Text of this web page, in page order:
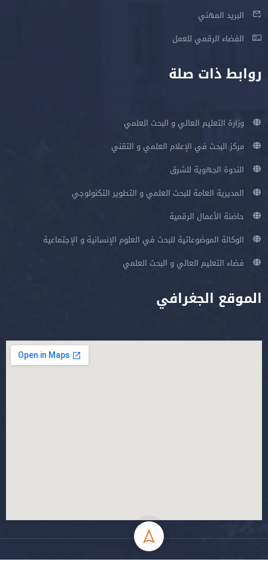
البريد المهني
الفضاء الرقمي للعمل
روابط ذات صلة
وزارة التعليم العالي و البحث العلمي
مركز البحث في الإعلام العلمي و التقني
الندوة الجهوية للشرق
المديرية العامة للبحث العلمي و التطوير التكنولوجي
حاضنة الأعمال الرقمية
الوكالة الموضوعاتية للبحث في العلوم الإنسانية و الإجتماعية
فضاء التعليم العالي و البحث العلمي
الموقع الجغرافي
جميع الحقوق محفوظة جامعة المسيلة - 2024